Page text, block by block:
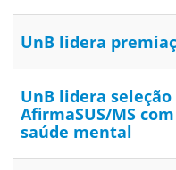
UnB lidera
UnB lidera
AfirmaSUS/MS
saúde mental